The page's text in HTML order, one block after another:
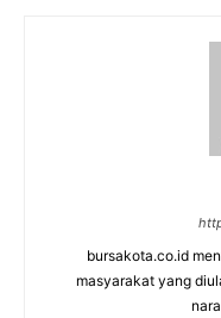
bursakota.co.id
masyarakat yang